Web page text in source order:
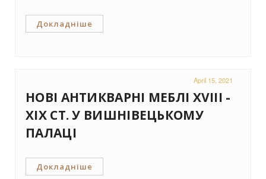
Докладніше
April 15, 2021
НОВІ АНТИКВАРНІ МЕБЛІ XVIII -
XIX СТ. У ВИШНІВЕЦЬКОМУ
ПАЛАЦІ
Докладніше